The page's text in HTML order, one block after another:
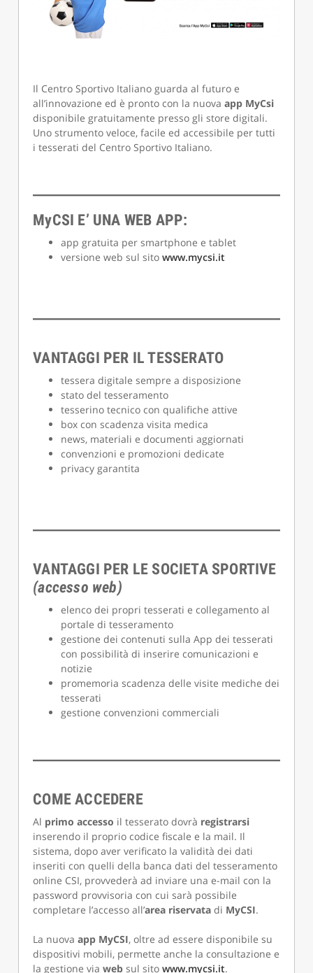
Il Centro Sportivo Italiano guarda al futuro e
all’innovazione ed è pronto con la nuova app MyCsi
disponibile gratuitamente presso gli store digitali.
Uno strumento veloce, facile ed accessibile per tutti
i tesserati del Centro Sportivo Italiano.
MyCSI E’ UNA WEB APP:
app gratuita per smartphone e tablet
versione web sul sitowww.mycsi.it
VANTAGGI PER IL TESSERATO
tessera digitale sempre a disposizione
stato del tesseramento
tesserino tecnico con qualifiche attive
box con scadenza visita medica
news, materiali e documenti aggiornati
convenzioni e promozioni dedicate
privacy garantita
VANTAGGI PER LE SOCIETA SPORTIVE
(accesso web)
elenco dei propri tesserati e collegamento al
portale di tesseramento
gestione dei contenuti sulla App dei tesserati
con possibilità di inserire comunicazioni e
notizie
promemoria scadenza delle visite mediche dei
tesserati
gestione convenzioni commerciali
COME ACCEDERE
Al primo accesso il tesserato dovrà registrarsi
inserendo il proprio codice fiscale e la mail. Il
sistema, dopo aver verificato la validità dei dati
inseriti con quelli della banca dati del tesseramento
online CSI, provvederà ad inviare una e-mail con la
password provvisoria con cui sarà possibile
completare l’accesso all’area riservata di MyCSI.
La nuovaapp MyCSI, oltre ad essere disponibile su
dispositivi mobili, permette anche la consultazione e
la gestione viaweb sul sitowww.mycsi.it.